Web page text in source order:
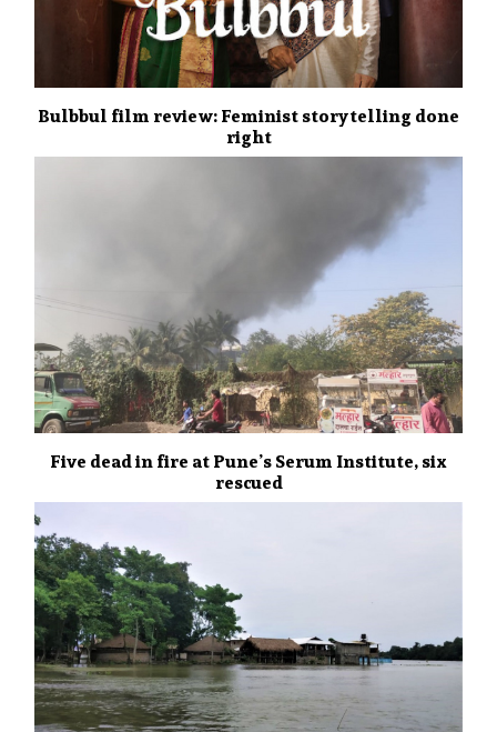
Bulbbul film review: Feminist storytelling done
right
Five dead in fire at Pune’s Serum Institute, six
rescued